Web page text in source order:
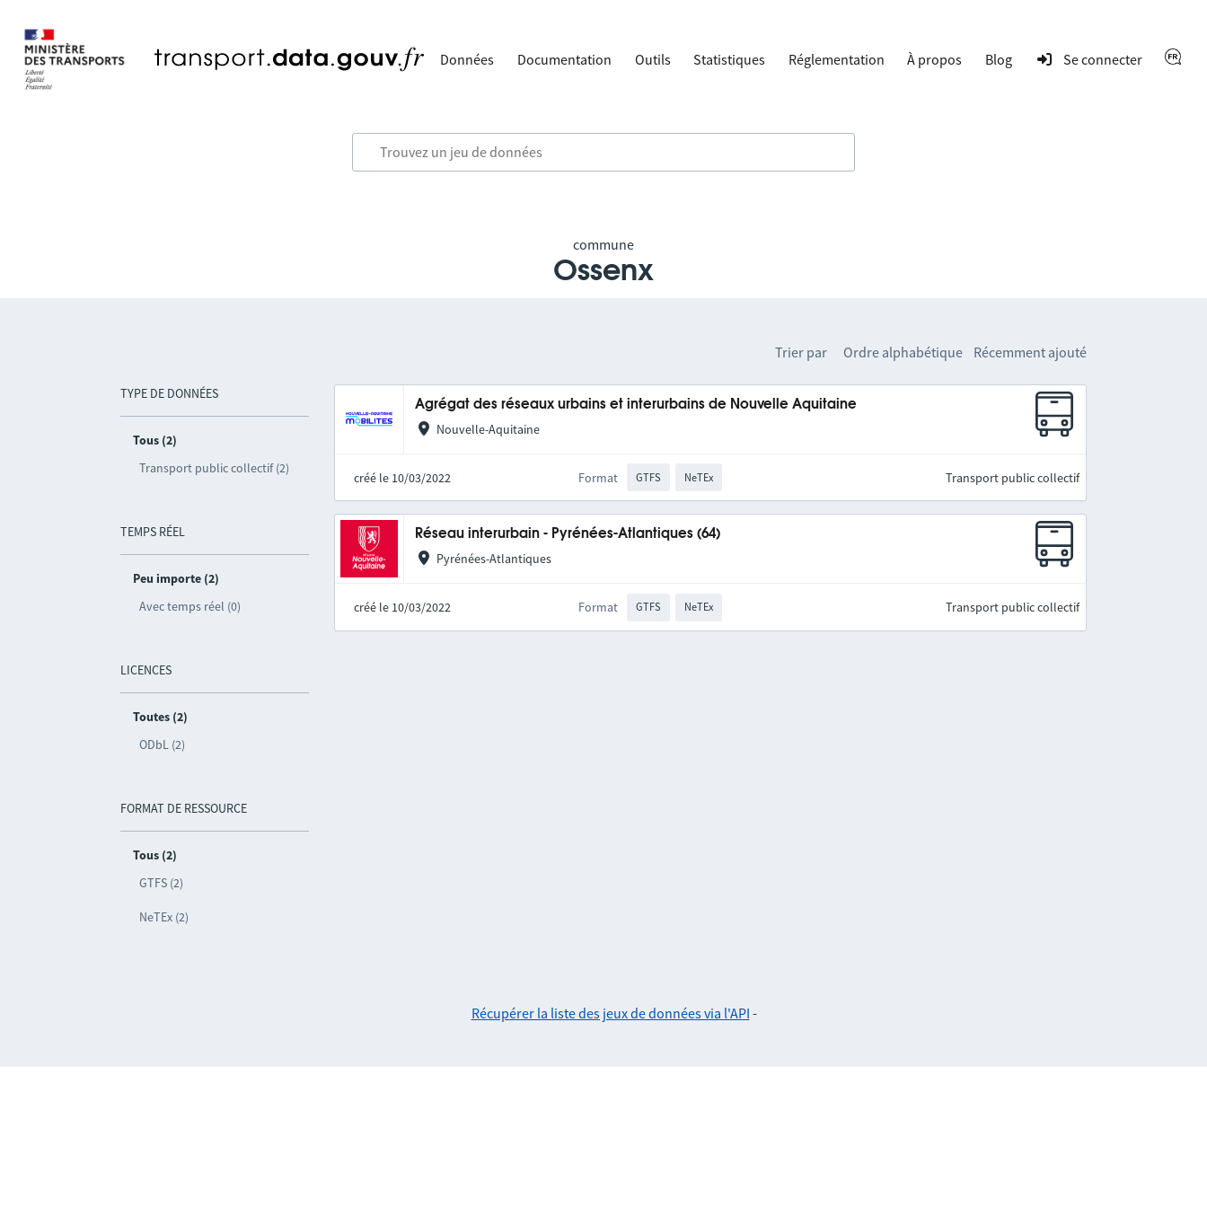
Données Documentation Outils Statistiques Réglementation À propos Blog Se connecter
commune
Ossenx
TYPE DE DONNÉES
Tous (2)
Transport public collectif (2)
TEMPS RÉEL
Peu importe (2)
Avec temps réel (0)
LICENCES
Toutes (2)
ODbL (2)
FORMAT DE RESSOURCE
Tous (2)
GTFS (2)
NeTEx (2)
Trier par Ordre alphabétique Récemment ajouté
Agrégat des réseaux urbains et interurbains de Nouvelle Aquitaine
Nouvelle-Aquitaine
créé le 10/03/2022 Format GTFS NeTEx Transport public collectif
Réseau interurbain - Pyrénées-Atlantiques (64)
Pyrénées-Atlantiques
créé le 10/03/2022 Format GTFS NeTEx Transport public collectif
Récupérer la liste des jeux de données via l'API -